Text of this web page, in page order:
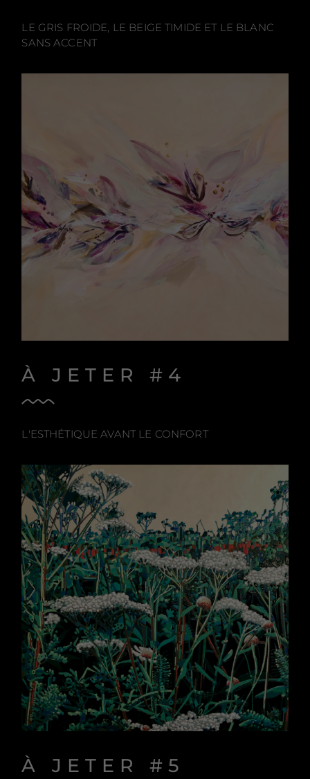
LE GRIS FROIDE, LE BEIGE TIMIDE ET LE BLANC
SANS ACCENT
À JETER #4
L'ESTHÉTIQUE AVANT LE CONFORT
À JETER #5